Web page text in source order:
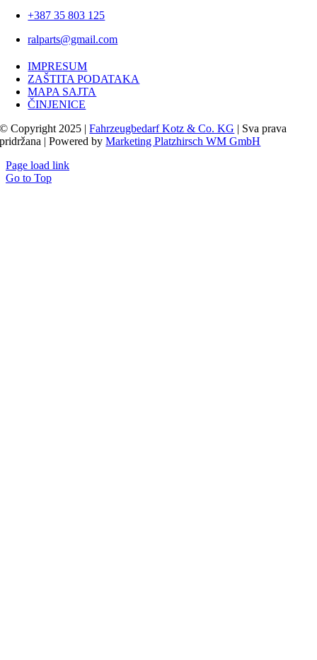
+387 35 803 125
ralparts@gmail.com
IMPRESUM
ZAŠTITA PODATAKA
MAPA SAJTA
ČINJENICE
© Copyright 2025 |Fahrzeugbedarf Kotz & Co. KG | Sva prava
pridržana | Powered byMarketing Platzhirsch WM GmbH
Page load link
Go to Top